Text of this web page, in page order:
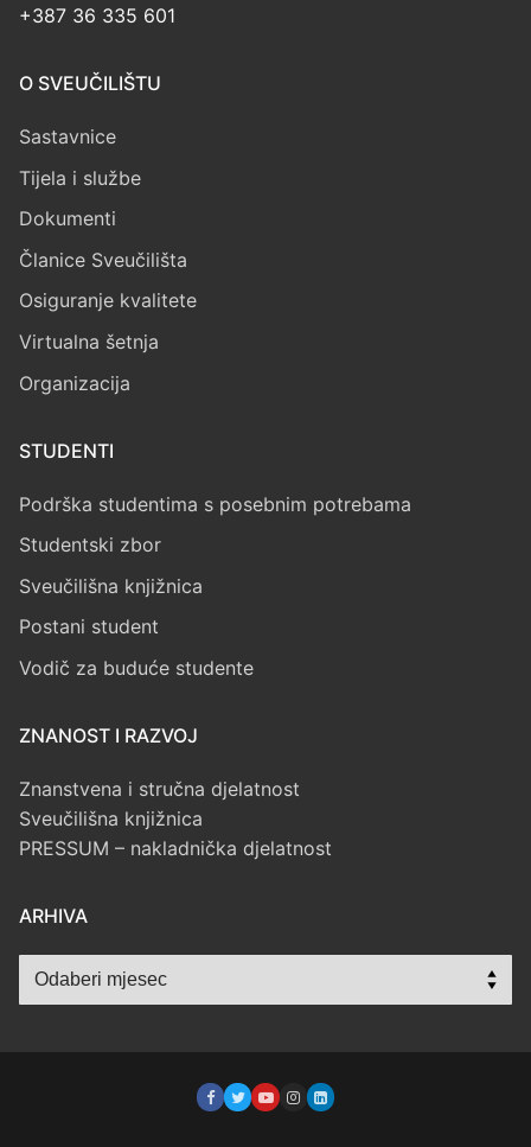
+387 36 335 601
O SVEUČILIŠTU
Sastavnice
Tijela i službe
Dokumenti
Članice Sveučilišta
Osiguranje kvalitete
Virtualna šetnja
Organizacija
STUDENTI
Podrška studentima s posebnim potrebama
Studentski zbor
Sveučilišna knjižnica
Postani student
Vodič za buduće studente
ZNANOST I RAZVOJ
Znanstvena i stručna djelatnost
Sveučilišna knjižnica
PRESSUM – nakladnička djelatnost
ARHIVA
Arhiva